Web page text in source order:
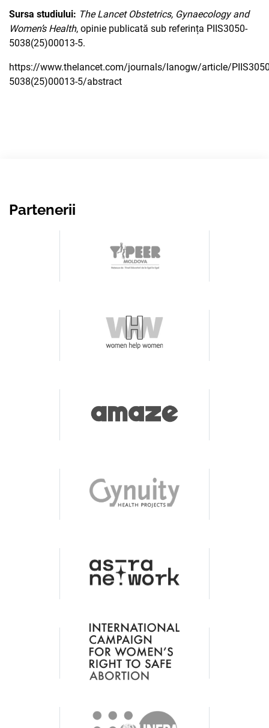
Sursa studiului: The Lancet Obstetrics, Gynaecology and
Women’s Health, opinie publicată sub referința PIIS3050-
5038(25)00013-5.
https://www.thelancet.com/journals/lanogw/article/
5038(25)00013-5/abstract
Partenerii